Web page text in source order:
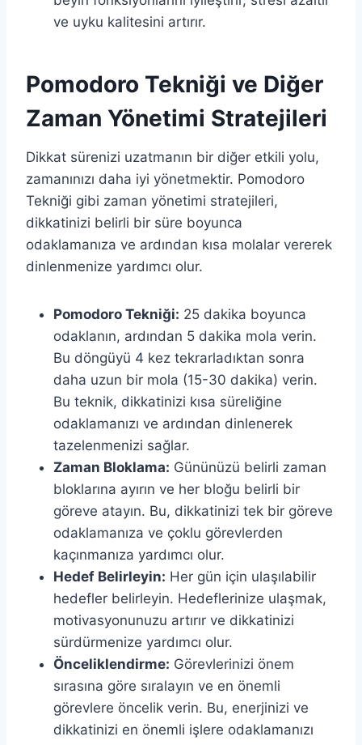
ve uyku kalitesini artırır.
Pomodoro Tekniği ve Diğer
Zaman Yönetimi Stratejileri
Dikkat sürenizi uzatmanın bir diğer etkili yolu,
zamanınızı daha iyi yönetmektir. Pomodoro
Tekniği gibi zaman yönetimi stratejileri,
dikkatinizi belirli bir süre boyunca
odaklamanıza ve ardından kısa molalar vererek
dinlenmenize yardımcı olur.
Pomodoro Tekniği: 25 dakika boyunca
odaklanın, ardından 5 dakika mola verin.
Bu döngüyü 4 kez tekrarladıktan sonra
daha uzun bir mola (15-30 dakika) verin.
Bu teknik, dikkatinizi kısa süreliğine
odaklamanızı ve ardından dinlenerek
tazelenmenizi sağlar.
Zaman Bloklama: Gününüzü belirli zaman
bloklarına ayırın ve her bloğu belirli bir
göreve atayın. Bu, dikkatinizi tek bir göreve
odaklamanıza ve çoklu görevlerden
kaçınmanıza yardımcı olur.
Hedef Belirleyin: Her gün için ulaşılabilir
hedefler belirleyin. Hedeflerinize ulaşmak,
motivasyonunuzu artırır ve dikkatinizi
sürdürmenize yardımcı olur.
Önceliklendirme: Görevlerinizi önem
sırasına göre sıralayın ve en önemli
görevlere öncelik verin. Bu, enerjinizi ve
dikkatinizi en önemli işlere odaklamanızı